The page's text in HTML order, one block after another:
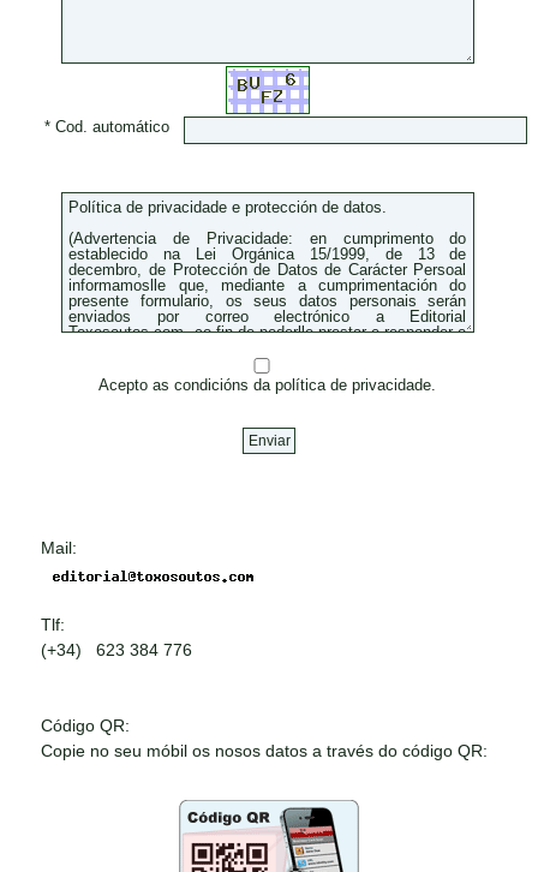
* Cod. automático
Acepto as condicións da política de privacidade.
Mail:
Tlf:
(+34) 623 384 776
Código QR:
Copie no seu móbil os nosos datos a través do código QR: